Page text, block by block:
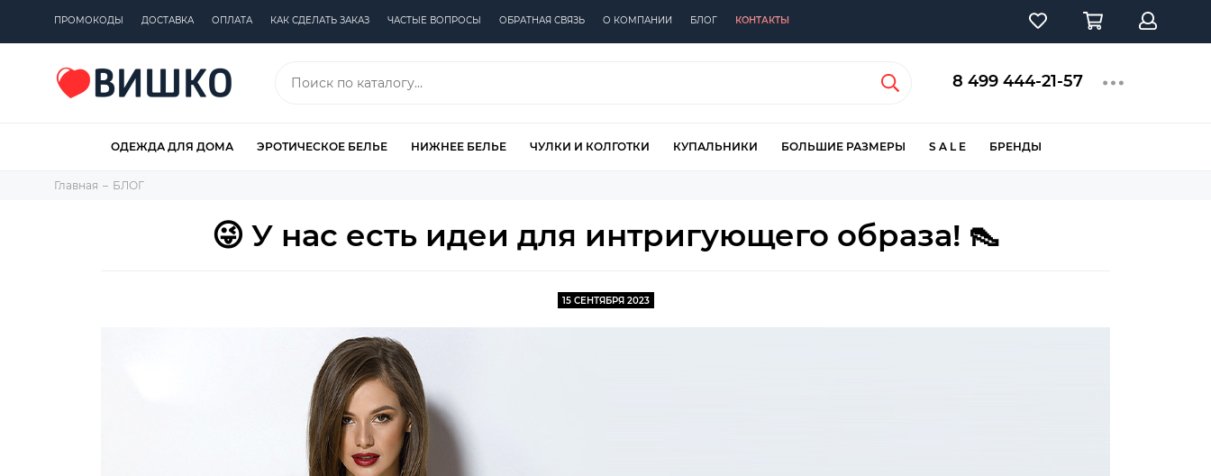
ПРОМОКОДЫ ДОСТАВКА ОПЛАТА КАК СДЕЛАТЬ ЗАКАЗ ЧАСТЫЕ ВОПРОСЫ ОБРАТНАЯ СВЯЗЬ О КОМПАНИИ БЛОГ КОНТАКТЫ
8 499 444-21-57
ОДЕЖДА ДЛЯ ДОМА ЭРОТИЧЕСКОЕ БЕЛЬЕ НИЖНЕЕ БЕЛЬЕ ЧУЛКИ И КОЛГОТКИ КУПАЛЬНИКИ БОЛЬШИЕ РАЗМЕРЫ S A L E БРЕНДЫ
Главная БЛОГ
😜 У нас есть идеи для интригующего образа! 👠
15 СЕНТЯБРЯ 2023